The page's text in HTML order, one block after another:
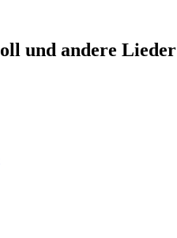
und andere Lieder